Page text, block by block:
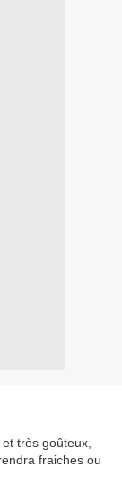
très goûteux,
fraiches ou